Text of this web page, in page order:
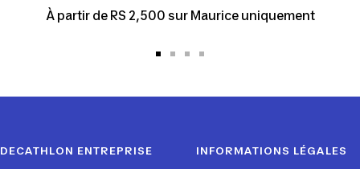
À partir de RS 2,500 sur Maurice uniquement
DECATHLON ENTREPRISE INFORMATIONS LÉGALES